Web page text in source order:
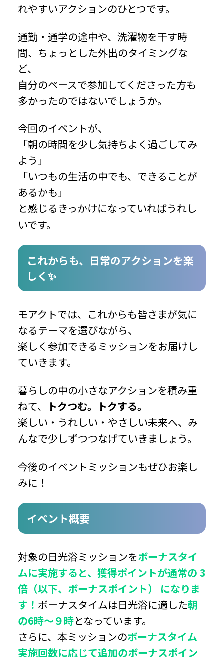
れやすいアクションのひとつです。
通勤・通学の途中や、洗濯物を干す時
間、ちょっとした外出のタイミングな
ど、
自分のペースで参加してくださった方も
多かったのではないでしょうか。
今回のイベントが、
「朝の時間を少し気持ちよく過ごしてみ
よう」
「いつもの生活の中でも、できることが
あるかも」
と感じるきっかけになっていればうれし
いです。
これからも、日常のアクションを楽
しく✨
モアクトでは、これからも皆さまが気に
なるテーマを選びながら、
楽しく参加できるミッションをお届けし
ていきます。
暮らしの中の小さなアクションを積み重
ねて、
トクつむ。トクする。
楽しい・うれしい・やさしい未来へ、み
んなで少しずつつなげていきましょう。
今後のイベントミッションもぜひお楽し
みに！
イベント概要
対象の日光浴ミッションをボーナスタイ
ムに実施すると、獲得ポイントが通常の 3
倍（以下、ボーナスポイント） になりま
す！ ボーナスタイムは日光浴に適した朝
の6時～９時となっています。
さらに、本ミッションのボーナスタイム
実施回数に応じて追加のボーナスポイン